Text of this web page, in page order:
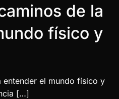
de la
físico y
entender el mundo físico y
[…]